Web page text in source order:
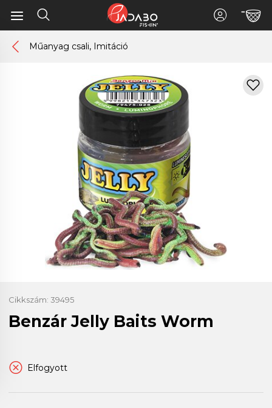
Műanyag csali, Imitáció
Cikkszám: 39495
Benzár Jelly Baits Worm
Elfogyott